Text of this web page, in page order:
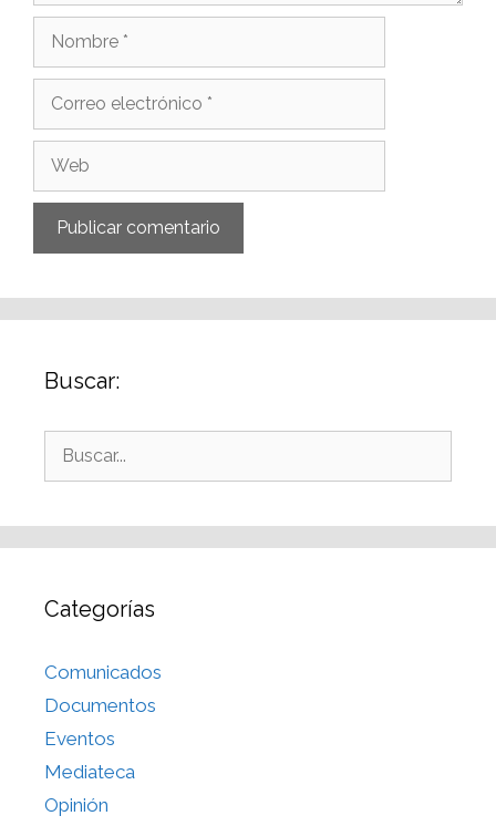
Buscar:
Categorías
Comunicados
Documentos
Eventos
Mediateca
Opinión